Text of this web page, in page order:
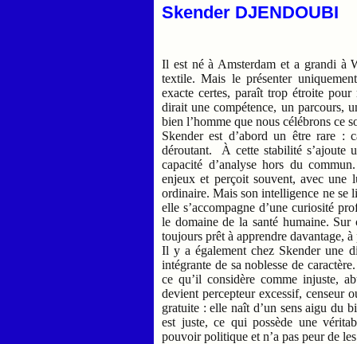
Skender DJENDOUBI
Il est né à Amsterdam et a grandi à
textile. Mais le présenter
exacte certes, paraît trop étroite
dirait une compétence, un parcours,
bien l’homme que nous célébrons ce
Skender est d’abord un être rare :
déroutant. À cette stabilité s’ajoute
capacité d’analyse hors du
enjeux et perçoit souvent, avec une
ordinaire. Mais son intelligence ne se
elle s’accompagne d’une curiosité
le domaine de la santé humaine.
toujours prêt à apprendre davantage,
Il y a également chez Skender une
intégrante de sa noblesse de
ce qu’il considère comme injuste,
devient percepteur excessif, censeur
gratuite : elle naît d’un sens aigu du
est juste, ce qui possède une
pouvoir politique et n’a pas peur de